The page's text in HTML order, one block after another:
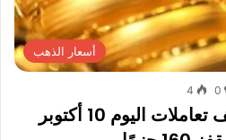
أسعار الذهب
0
4
سعر الذهب في منتصف تعاملات اليوم 10 أكتوبر